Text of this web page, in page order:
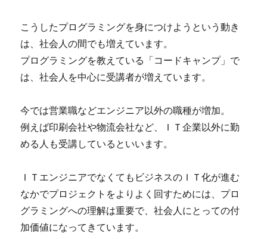
こうしたプログラミングを身につけようという動き
は、社会人の間でも増えています。
プログラミングを教えている「コードキャンプ」で
は、社会人を中心に受講者が増えています。
今では営業職などエンジニア以外の職種が増加。
例えば印刷会社や物流会社など、ＩＴ企業以外に勤
める人も受講しているといいます。
ＩＴエンジニアでなくてもビジネスのＩＴ化が進む
なかでプロジェクトをよりよく回すためには、プロ
グラミングへの理解は重要で、社会人にとっての付
加価値になってきています。